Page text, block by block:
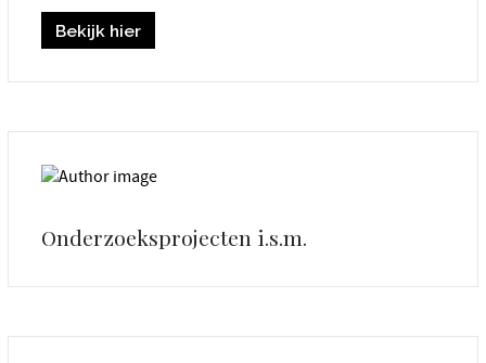
Bekijk hier
Onderzoeksprojecten i.s.m.